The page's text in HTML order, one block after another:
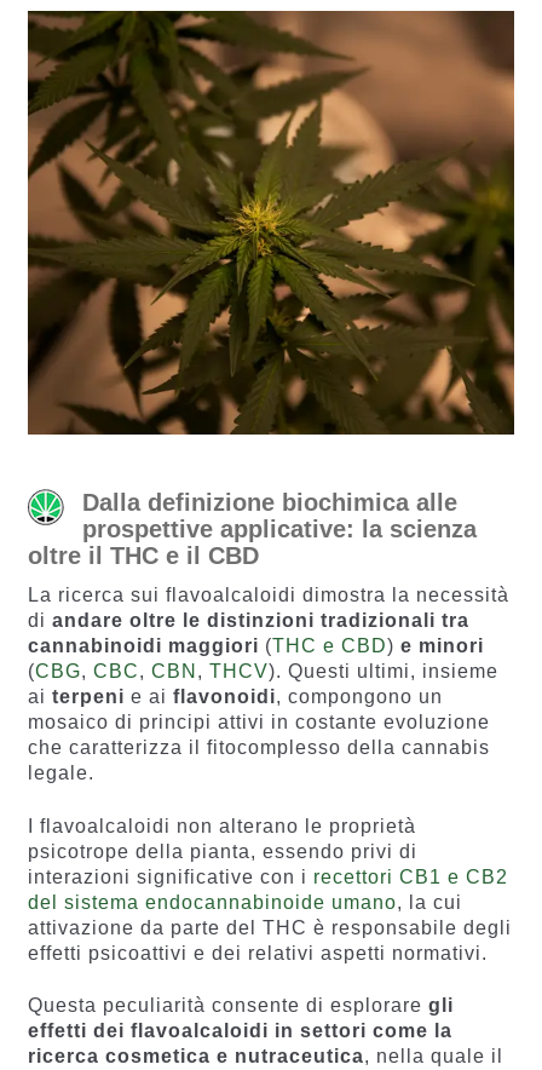
Dalla definizione biochimica alle
prospettive applicative: la scienza
oltre il THC e il CBD
La ricerca sui flavoalcaloidi dimostra la necessità
di andare oltre le distinzioni tradizionali tra
cannabinoidi maggiori (THC e CBD) e minori
(CBG, CBC, CBN , THCV). Questi ultimi, insieme
ai terpeni e ai flavonoidi, compongono un
mosaico di principi attivi in costante evoluzione
che caratterizza il fitocomplesso della cannabis
legale.
I flavoalcaloidi non alterano le proprietà
psicotrope della pianta, essendo privi di
interazioni significative con i recettori CB1 e CB2
del sistema endocannabinoide umano, la cui
attivazione da parte del THC è responsabile degli
effetti psicoattivi e dei relativi aspetti normativi.
Questa peculiarità consente di esplorare gli
effetti dei flavoalcaloidi in settori come la
ricerca cosmetica e nutraceutica, nella quale il